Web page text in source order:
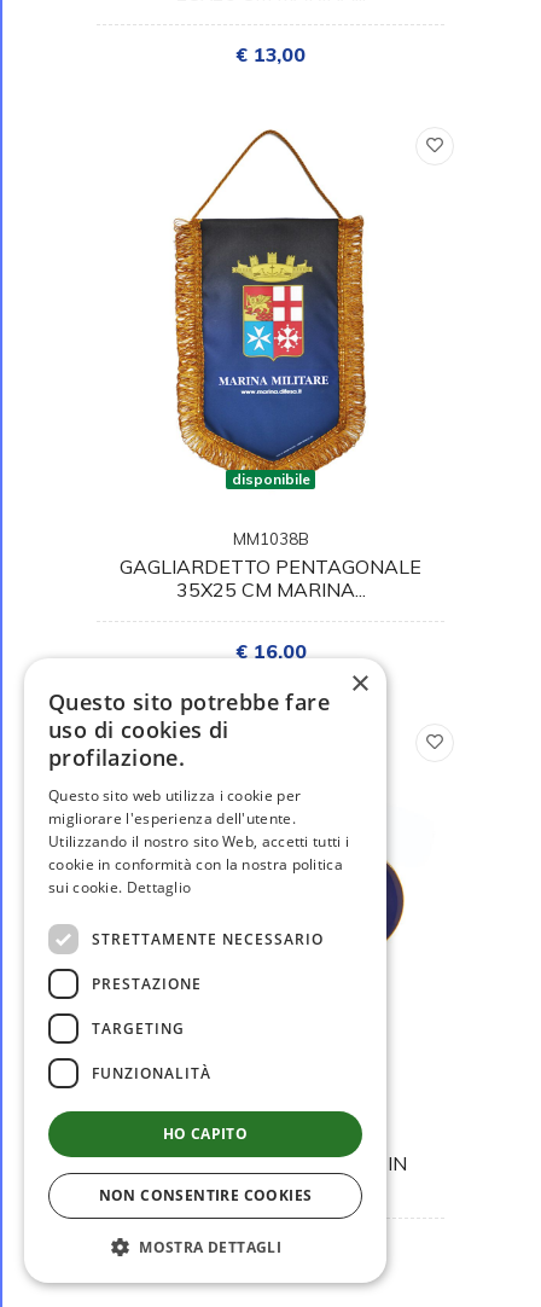
€ 13,00
disponibile
MM1038B
GAGLIARDETTO PENTAGONALE
35X25 CM MARINA...
€ 16,00
MM1047
COPRIBOTTONI CON LOGO IN
SMALTO LEVIGATO...
€ 6,50
×
Questo sito potrebbe fare
uso di cookies di
profilazione.
Questo sito web utilizza i cookie per
migliorare l'esperienza dell'utente.
Utilizzando il nostro sito Web, accetti tutti i
cookie in conformità con la nostra politica
sui cookie. Dettaglio
STRETTAMENTE NECESSARIO
PRESTAZIONE
TARGETING
FUNZIONALITÀ
HO CAPITO
NON CONSENTIRE COOKIES
MOSTRA DETTAGLI